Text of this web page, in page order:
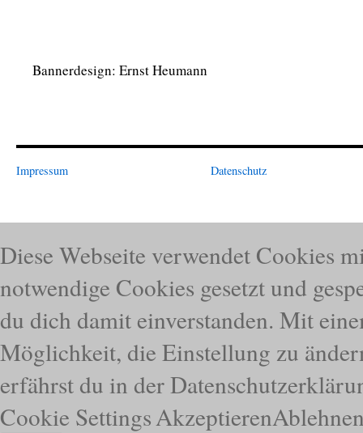
Bannerdesign: Ernst Heumann
Impressum Datenschutz
Diese Webseite verwendet Cookies
notwendige Cookies gesetzt und
du dich damit einverstanden. Mit
Möglichkeit, die Einstellung zu
erfährst du in der
Cookie SettingsAkzeptieren